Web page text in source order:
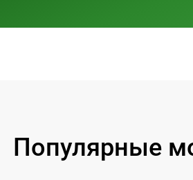
Популярные